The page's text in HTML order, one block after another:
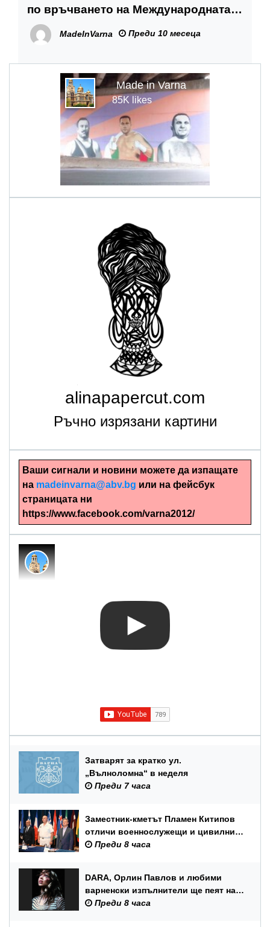
по връчването на Международната
награда на херцога на Единбург –
България
MadeInVarna Преди 10 месеца
Made in Varna
85K likes
alinapapercut.com
Ръчно изрязани картини
Ваши сигнали и новини можете да изпащате
на madeinvarna@abv.bg или на фейсбук
страницата ни
https://www.facebook.com/varna2012/
Затварят за кратко ул.
„Вълноломна“ в неделя
Преди 7 часа
Заместник-кметът Пламен Китипов
отличи военнослужещи и цивилни
служители по повод Празника на
Преди 8 часа
DARA, Орлин Павлов и любими
варненски изпълнители ще пеят на
празника на Варна
Преди 8 часа